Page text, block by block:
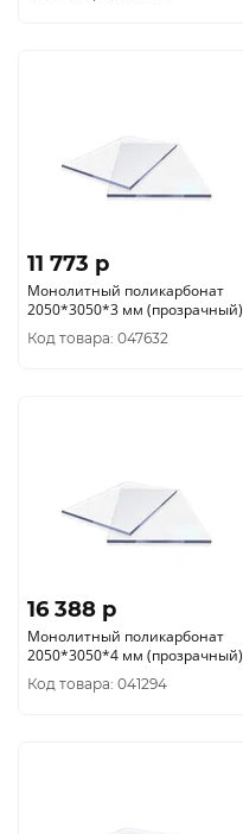
11 773 p
Монолитный поликарбонат
2050*3050*3 мм (прозрачный)
Код товара: 047632
16 388 p
Монолитный поликарбонат
2050*3050*4 мм (прозрачный)
Код товара: 041294